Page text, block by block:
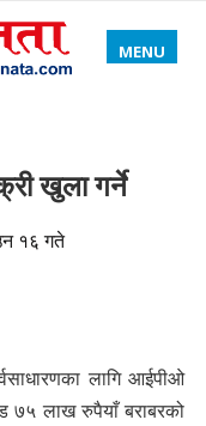
MENU
खुला गर्ने
१६ गते
लागि आईपीओ
७५ लाख रुपैयाँ बराबरको